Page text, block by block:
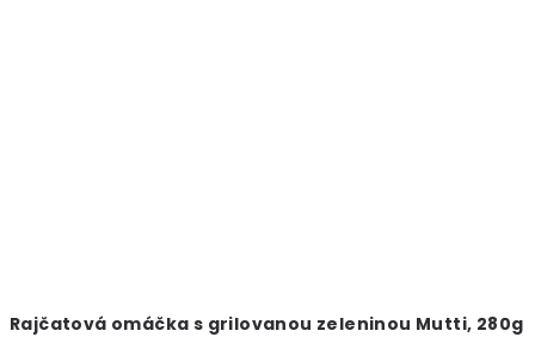
Rajčatová omáčka s grilovanou zeleninou Mutti, 280g